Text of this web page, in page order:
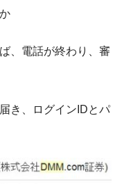
、電話が終わり、審
き、ログインIDとパ